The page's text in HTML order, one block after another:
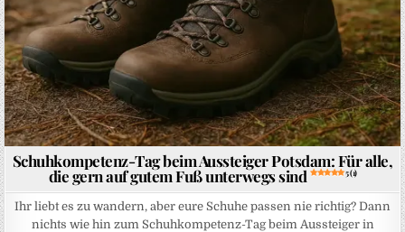
Schuhkompetenz-Tag beim Aussteiger Potsdam: Für alle,
die gern auf gutem Fuß unterwegs sind 5 (1)
Ihr liebt es zu wandern, aber eure Schuhe passen nie richtig? Dann
nichts wie hin zum Schuhkompetenz-Tag beim Aussteiger in